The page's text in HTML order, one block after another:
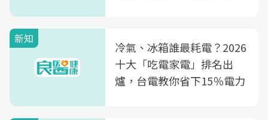
光田醫院建構360度女性健
康照護生態圈
新知
冷氣、冰箱誰最耗電？2026
十大「吃電家電」排名出
爐，台電教你省下15％電力